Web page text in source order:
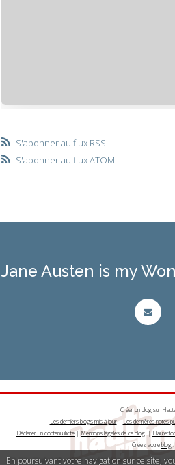
En poursuivant votre navigation sur ce site,
S'abonner au flux RSS
S'abonner au flux ATOM
Jane Austen is my
Créer un blogsur
Les derniers blogs mis à jour|Les dernières notes
Déclarer un contenu illicite| Mentions légales de ce blog |
Créez votreblog!